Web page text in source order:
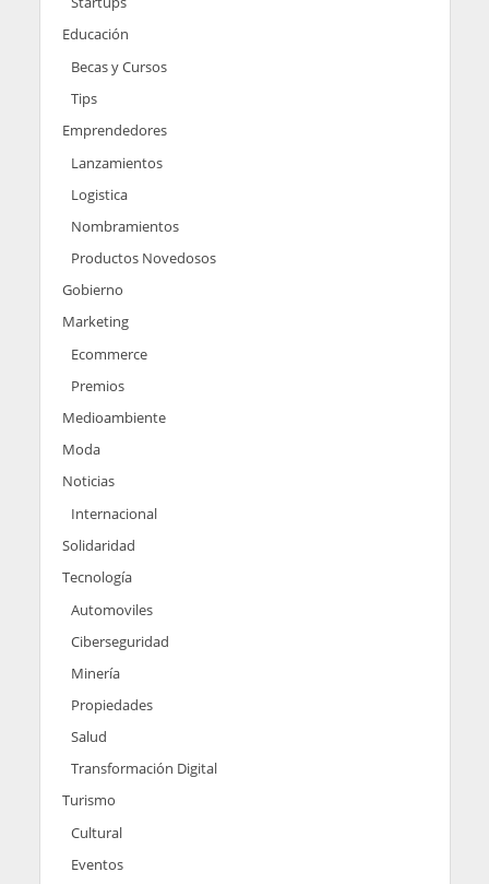
Educación
Becas y Cursos
Tips
Emprendedores
Lanzamientos
Logistica
Nombramientos
Productos Novedosos
Gobierno
Marketing
Ecommerce
Premios
Medioambiente
Moda
Noticias
Internacional
Solidaridad
Tecnología
Automoviles
Ciberseguridad
Minería
Propiedades
Salud
Transformación Digital
Turismo
Cultural
Eventos